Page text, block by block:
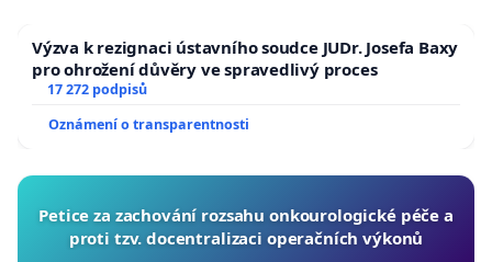
Výzva k rezignaci ústavního soudce JUDr. Josefa Baxy
pro ohrožení důvěry ve spravedlivý proces
17 272 podpisů
Oznámení o transparentnosti
Petice za zachování rozsahu onkourologické péče a
proti tzv. docentralizaci operačních výkonů